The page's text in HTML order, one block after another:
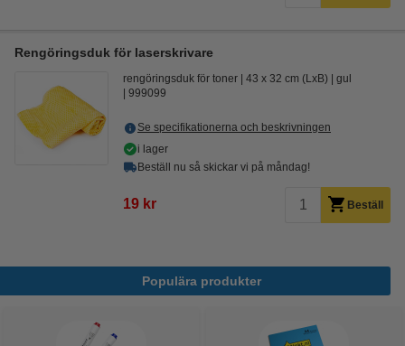
Rengöringsduk för laserskrivare
rengöringsduk för toner 43 x 32 cm (LxB)
gul
999099
Se specifikationerna och beskrivningen
i lager
Beställ nu så skickar vi på måndag!
19 kr Beställ
Populära produkter